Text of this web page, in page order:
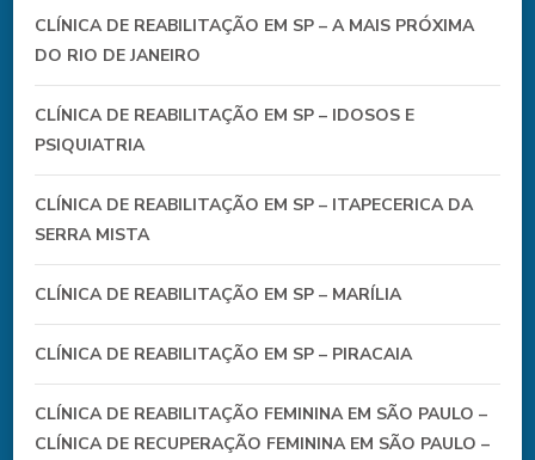
CLÍNICA DE REABILITAÇÃO EM SP – A MAIS PRÓXIMA
DO RIO DE JANEIRO
CLÍNICA DE REABILITAÇÃO EM SP – IDOSOS E
PSIQUIATRIA
CLÍNICA DE REABILITAÇÃO EM SP – ITAPECERICA DA
SERRA MISTA
CLÍNICA DE REABILITAÇÃO EM SP – MARÍLIA
CLÍNICA DE REABILITAÇÃO EM SP – PIRACAIA
CLÍNICA DE REABILITAÇÃO FEMININA EM SÃO PAULO –
CLÍNICA DE RECUPERAÇÃO FEMININA EM SÃO PAULO –